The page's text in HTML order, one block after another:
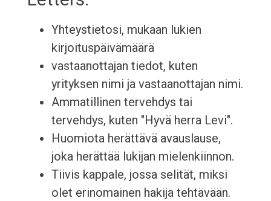
Yhteystietosi, mukaan lukien
kirjoituspäivämäärä
vastaanottajan tiedot, kuten
yrityksen nimi ja vastaanottajan nimi.
Ammatillinen tervehdys tai
tervehdys, kuten "Hyvä herra Levi".
Huomiota herättävä avauslause,
joka herättää lukijan mielenkiinnon.
Tiivis kappale, jossa selität, miksi
olet erinomainen hakija tehtävään.